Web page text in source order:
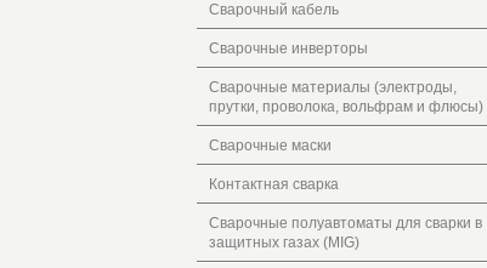
Сварочный кабель
Сварочные инверторы
Сварочные материалы (электроды,
прутки, проволока, вольфрам и флюсы)
Сварочные маски
Контактная сварка
Сварочные полуавтоматы для сварки в
защитных газах (MIG)